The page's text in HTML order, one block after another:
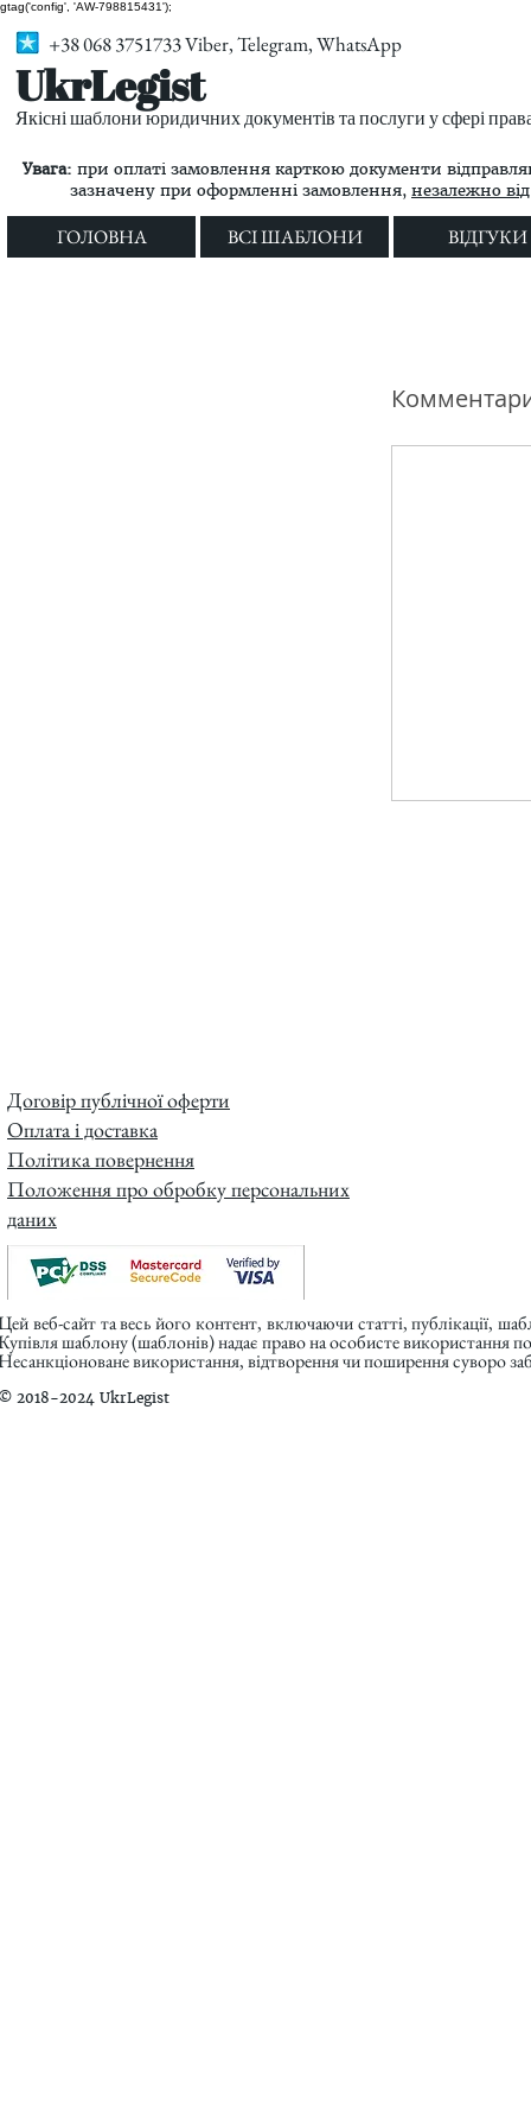
gtag('config', 'AW-798815431');
+38 068 3751733 Viber, Telegram, WhatsApp
UkrLegist
Якісні шаблони юридичних документів та послуги у сфері
Увага: при оплаті замовлення карткою документи
зазначену при оформленні замовлення, незалежно
ГОЛОВНА ВСІ ШАБЛОНИ ВІДГУКИ
Договір публічної оферти
Оплата і доставка
Політика повернення
Положення про обробку персональних
даних
веб-сайт та весь його контент, включаючи статті, публікації,
шаблону (шаблонів) надає право на особисте використання
використання, відтворення чи поширення суворо
2018-2024 UkrLegist